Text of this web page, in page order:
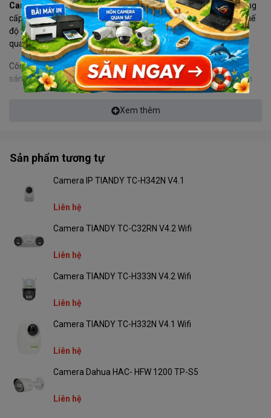
Camera 4G Tiandy TC-H363Uđược trang bị cảm biến 3MP, cung
cấp hình ảnh chi tiết ở độ phân giải 2304×1296@15fps cho cả chế
độ toàn cảnh và chi tiết. Góc nhìn rộng lên đến 515° và khả năng
quay dọc -1590° giúp bao quát toàn bộ không gian giám sát.
Công nghệ giảm nhiễu số 3D-DNR, bù sáng BLC và chống ngược
sáng DWDR đảm bảo hình ảnh rõ nét ngay cả trong điều kiện ánh
sáng phức tạp. Đặc biệt, đèn LED trợ sáng ban đêm mang lại hình
Tích hợp tính năng bảo mật
thông minh
Tiandy TC-H363U
còn là giải pháp bảo mật thông minh. Camera có khả năng phát
phát hiện bất thường, giúp người dùng kịp thời ứng phó với các tình
huống.
Xem thêm
Sản phẩm tương tự
Camera IP TIANDY TC-H342N V4.1
Liên hệ
Camera TIANDY TC-C32RN V4.2 Wifi
Liên hệ
Camera TIANDY TC-H333N V4.2 Wifi
Liên hệ
Camera TIANDY TC-H332N V4.1 Wifi
Liên hệ
Camera Dahua HAC- HFW 1200 TP-S5
Liên hệ